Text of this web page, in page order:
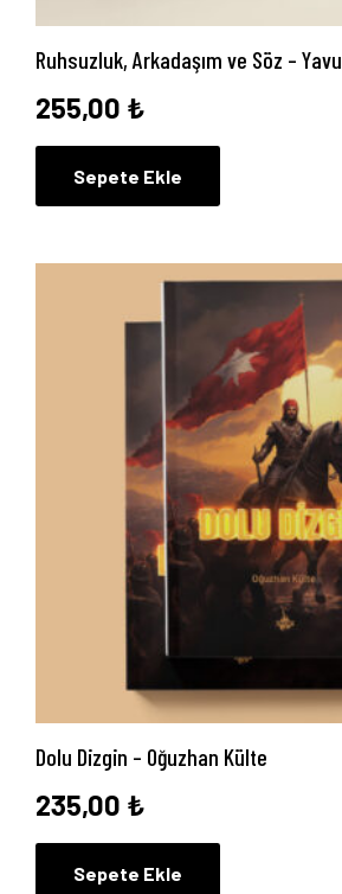
Blog
İletişim
Ruhsuzluk, Arkadaşım ve Söz –
255,00 ₺
Sepete Ekle
Dolu Dizgin – Oğuzhan Külte
235,00 ₺
Sepete Ekle